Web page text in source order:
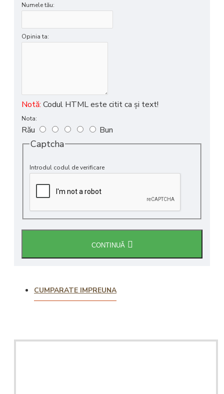
Numele tău:
Opinia ta:
Notă: Codul HTML este citit ca şi text!
Nota:
Rău Bun
Captcha
Introdul codul de verificare
CONTINUĂ
CUMPARATE IMPREUNA